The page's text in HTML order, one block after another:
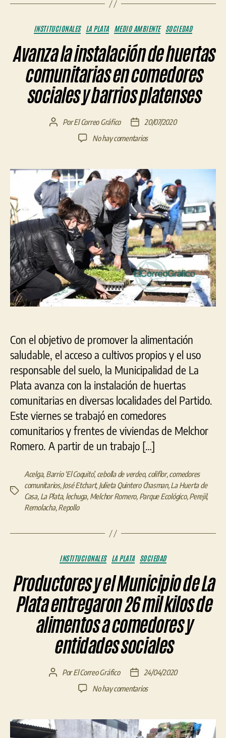
Categorías
INSTITUCIONALES LA PLATA MEDIO AMBIENTE SOCIEDAD
Avanza la instalación de huertas
comunitarias en comedores
sociales y barrios platenses
AutorPorEl Correo Gráfico
Fecha
de
20/07/2020
No hay comentariosen
instalación
de
huertas
comunitarias
en
comedores
sociales
y
barrios
platenses
Con el objetivo de promover la alimentación
saludable, el acceso a cultivos propios y el uso
responsable del suelo, la Municipalidad de La
Plata avanza con la instalación de huertas
comunitarias en diversas localidades del Partido.
Este viernes se trabajó en comedores
comunitarios y frentes de viviendas de Melchor
Romero. A partir de un trabajo […]
Etiquetas
Acelga, Barrio ‘El Coquito’,cebolla de verdeo, coliflor,comedores
comunitarios,José Etchart, Julieta Quintero Chasman,La Huerta de
Casa, La Plata, lechuga, Melchor Romero, Parque Ecológico,Perejil,
Remolacha,Repollo
Categorías
INSTITUCIONALES LA PLATA SOCIEDAD
Productores y el Municipio de La
Plata entregaron 26 mil kilos de
alimentos a comedores y
entidades sociales
AutorPorEl Correo Gráfico
Fecha24/04/2020
No hay comentariosen
el
Municipio